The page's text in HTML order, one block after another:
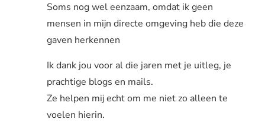
Soms nog wel eenzaam, omdat ik geen
mensen in mijn directe omgeving heb die deze
gaven herkennen
Ik dank jou voor al die jaren met je uitleg, je
prachtige blogs en mails.
Ze helpen mij echt om me niet zo alleen te
voelen hierin.